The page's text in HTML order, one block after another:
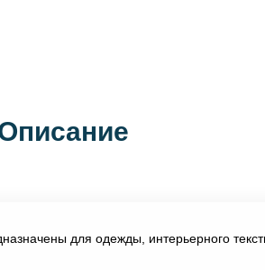
для одежды, интерьерного